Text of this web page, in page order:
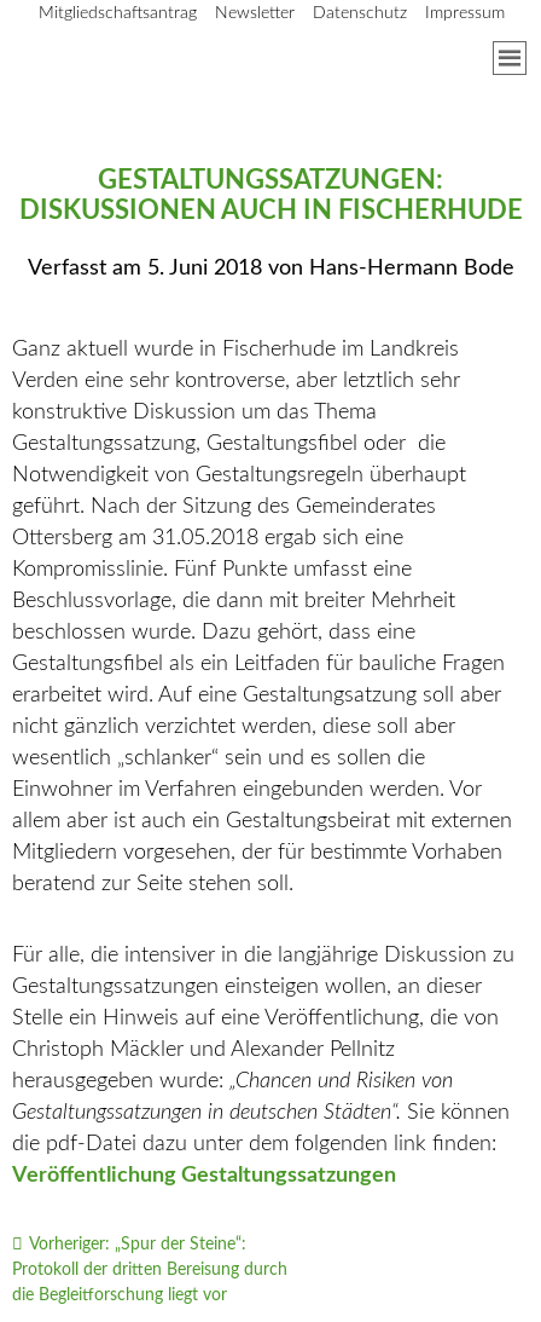
Mitgliedschaftsantrag Newsletter Datenschutz Impressum
GESTALTUNGSSATZUNGEN:
DISKUSSIONEN AUCH IN FISCHERHUDE
Verfasst am 5. Juni 2018von Hans-Hermann Bode
Ganz aktuell wurde in Fischerhude im Landkreis
Verden eine sehr kontroverse, aber letztlich sehr
konstruktive Diskussion um das Thema
Gestaltungssatzung, Gestaltungsfibel oder die
Notwendigkeit von Gestaltungsregeln überhaupt
geführt. Nach der Sitzung des Gemeinderates
Ottersberg am 31.05.2018 ergab sich eine
Kompromisslinie. Fünf Punkte umfasst eine
Beschlussvorlage, die dann mit breiter Mehrheit
beschlossen wurde. Dazu gehört, dass eine
Gestaltungsfibel als ein Leitfaden für bauliche Fragen
erarbeitet wird. Auf eine Gestaltungsatzung soll aber
nicht gänzlich verzichtet werden, diese soll aber
wesentlich „schlanker“ sein und es sollen die
Einwohner im Verfahren eingebunden werden. Vor
allem aber ist auch ein Gestaltungsbeirat mit externen
Mitgliedern vorgesehen, der für bestimmte Vorhaben
beratend zur Seite stehen soll.
Für alle, die intensiver in die langjährige Diskussion zu
Gestaltungssatzungen einsteigen wollen, an dieser
Stelle ein Hinweis auf eine Veröffentlichung, die von
Christoph Mäckler und Alexander Pellnitz
herausgegeben wurde: „Chancen und Risiken von
Gestaltungssatzungen in deutschen Städten“. Sie können
die pdf-Datei dazu unter dem folgenden link finden:
Veröffentlichung Gestaltungssatzungen
Vorheriger: „Spur der Steine“:
Protokoll der dritten Bereisung durch
die Begleitforschung liegt vor